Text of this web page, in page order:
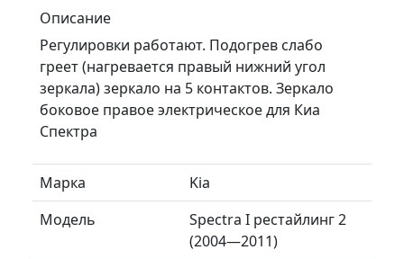
Описание
Регулировки работают. Подогрев слабо
греет (нагревается правый нижний угол
зеркала) зеркало на 5 контактов. Зеркало
боковое правое электрическое для Киа
Спектра
Марка
Kia
Модель
Spectra I рестайлинг 2
(2004—2011)